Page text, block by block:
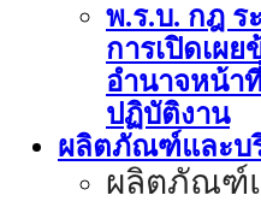
พ.ร.บ. กฎ ร
การเปิดเผ
อำนาจหน้า
ปฏิบัติงาน
ผลิตภัณฑ์และบ
ผลิตภัณฑ์